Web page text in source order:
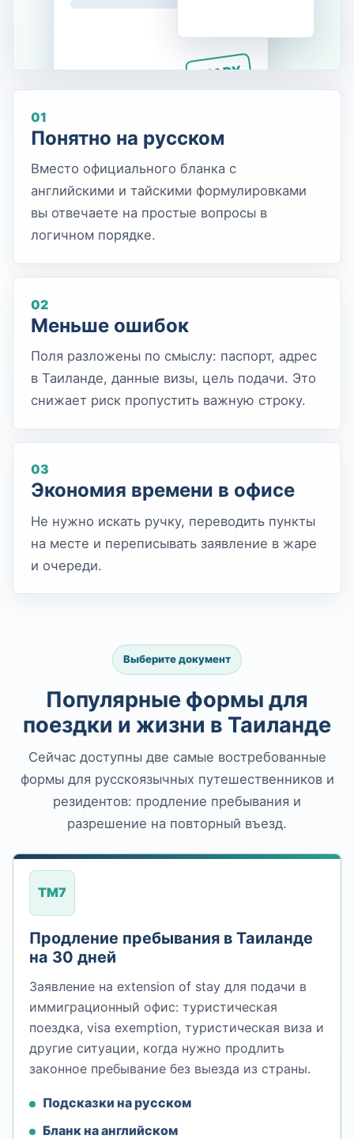
READY
01
Понятно на русском
Вместо официального бланка с
английскими и тайскими формулировками
вы отвечаете на простые вопросы в
логичном порядке.
02
Меньше ошибок
Поля разложены по смыслу: паспорт, адрес
в Таиланде, данные визы, цель подачи. Это
снижает риск пропустить важную строку.
03
Экономия времени в офисе
Не нужно искать ручку, переводить пункты
на месте и переписывать заявление в жаре
и очереди.
Выберите документ
Популярные формы для
поездки и жизни в Таиланде
Сейчас доступны две самые востребованные
формы для русскоязычных путешественников и
резидентов: продление пребывания и
разрешение на повторный въезд.
TM7
Продление пребывания в Таиланде
на 30 дней
Заявление на extension of stay для подачи в
иммиграционный офис: туристическая
поездка, visa exemption, туристическая виза и
другие ситуации, когда нужно продлить
законное пребывание без выезда из страны.
Подсказки на русском
Бланк на английском